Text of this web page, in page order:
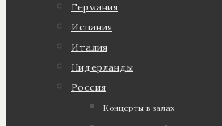
Германия
Испания
Италия
Нидерланды
Россия
Концерты в залах